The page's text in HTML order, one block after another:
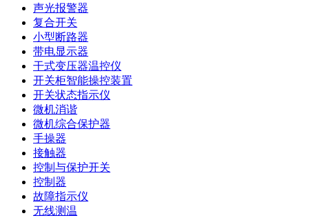
声光报警器
复合开关
小型断路器
带电显示器
干式变压器温控仪
开关柜智能操控装置
开关状态指示仪
微机消谐
微机综合保护器
手操器
接触器
控制与保护开关
控制器
故障指示仪
无线测温